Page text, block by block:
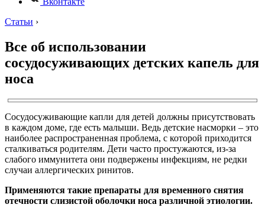
Статьи ›
Все об использовании
сосудосуживающих детских капель для
носа
Сосудосуживающие капли для детей должны присутствовать
в каждом доме, где есть малыши. Ведь детские насморки – это
наиболее распространенная проблема, с которой приходится
сталкиваться родителям. Дети часто простужаются, из-за
слабого иммунитета они подвержены инфекциям, не редки
случаи аллергических ринитов.
Применяются такие препараты для временного снятия
отечности слизистой оболочки носа различной этиологии.